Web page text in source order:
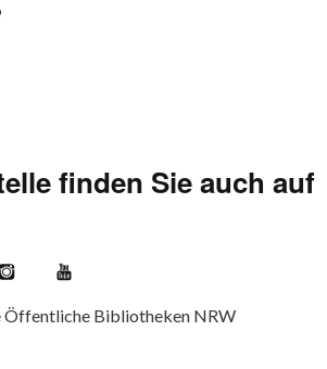
finden Sie auch auf
Öffentliche Bibliotheken NRW